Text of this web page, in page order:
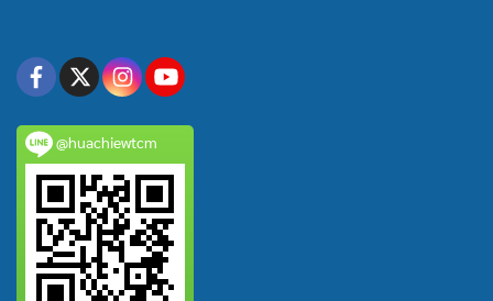
@huachiewtcm